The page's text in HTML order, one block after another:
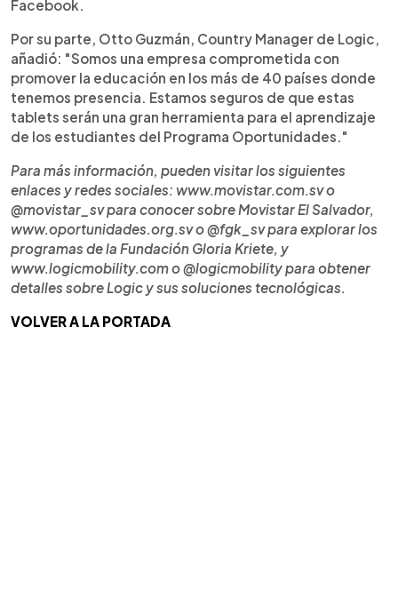
Facebook.
Por su parte, Otto Guzmán, Country Manager de Logic,
añadió: "Somos una empresa comprometida con
promover la educación en los más de 40 países donde
tenemos presencia. Estamos seguros de que estas
tablets serán una gran herramienta para el aprendizaje
de los estudiantes del Programa Oportunidades."
Para más información, pueden visitar los siguientes
enlaces y redes sociales: www.movistar.com.sv o
@movistar_sv para conocer sobre Movistar El Salvador,
www.oportunidades.org.sv o @fgk_sv para explorar los
programas de la Fundación Gloria Kriete, y
www.logicmobility.com o @logicmobility para obtener
detalles sobre Logic y sus soluciones tecnológicas.
VOLVER A LA PORTADA